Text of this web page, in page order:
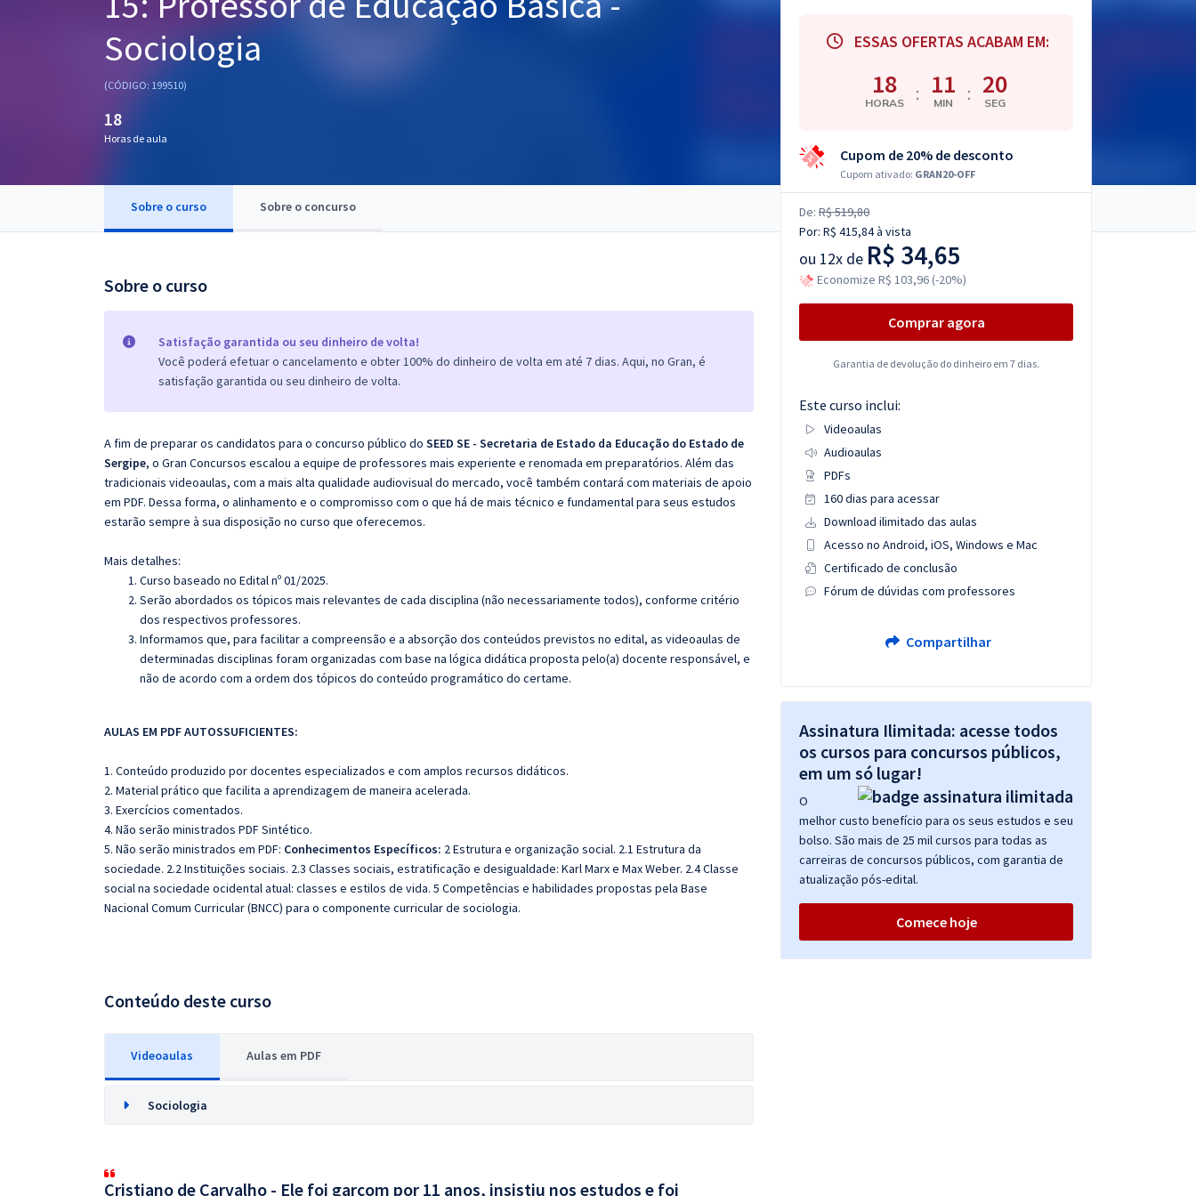
Questões grátis
Sociologia
(CÓDIGO: 199510)
18
Horas de aula
Sobre o curso Sobre o concurso
Sobre o curso
Satisfação garantida ou seu dinheiro de volta!
Você poderá efetuar o cancelamento e obter 100% do dinheiro de volta em até 7 dias. Aqui, no Gran, é
satisfação garantida ou seu dinheiro de volta.
A fim de preparar os candidatos para o concurso público do SEED SE - Secretaria de Estado da Educação do Estado de
Sergipe, o Gran Concursos escalou a equipe de professores mais experiente e renomada em preparatórios. Além das
tradicionais videoaulas, com a mais alta qualidade audiovisual do mercado, você também contará com materiais de apoio
em PDF. Dessa forma, o alinhamento e o compromisso com o que há de mais técnico e fundamental para seus estudos
estarão sempre à sua disposição no curso que oferecemos.
Mais detalhes:
Curso baseado no Edital nº 01/2025.
Serão abordados os tópicos mais relevantes de cada disciplina (não necessariamente todos), conforme critério
dos respectivos professores.
Informamos que, para facilitar a compreensão e a absorção dos conteúdos previstos no edital, as videoaulas de
determinadas disciplinas foram organizadas com base na lógica didática proposta pelo(a) docente responsável, e
não de acordo com a ordem dos tópicos do conteúdo programático do certame.
AULAS EM PDF AUTOSSUFICIENTES:
1. Conteúdo produzido por docentes especializados e com amplos recursos didáticos.
2. Material prático que facilita a aprendizagem de maneira acelerada.
3. Exercícios comentados.
4. Não serão ministrados PDF Sintético.
5. Não serão ministrados em PDF: Conhecimentos Específicos: 2 Estrutura e organização social. 2.1 Estrutura da
sociedade. 2.2 Instituições sociais. 2.3 Classes sociais, estratificação e desigualdade: Karl Marx e Max Weber. 2.4 Classe
social na sociedade ocidental atual: classes e estilos de vida. 5 Competências e habilidades propostas pela Base
Nacional Comum Curricular (BNCC) para o componente curricular de sociologia.
Conteúdo deste curso
Videoaulas Aulas em PDF
Sociologia
Cristiano de Carvalho - Ele foi garçom por 11 anos, insistiu nos estudos e foi
ESSAS OFERTAS ACABAM EM:
18
HORAS : 11
MIN : 20
SEG
Cupom de 20% de desconto
Cupom ativado: GRAN20-OFF
De: R$ 519,80
Por: R$ 415,84à vista
ou 12x de R$ 34,65
Economize R$ 103,96 (-20%)
Comprar agora
Garantia de devolução do dinheiro em 7 dias.
Este curso inclui:
Videoaulas
Audioaulas
PDFs
160 dias para acessar
Download ilimitado das aulas
Acesso no Android, iOS, Windows e Mac
Certificado de conclusão
Fórum de dúvidas com professores
Compartilhar
Assinatura Ilimitada: acesse todos
os cursos para concursos públicos,
em um só lugar!
O
melhor custo benefício para os seus estudos e seu
bolso. São mais de 25 mil cursos para todas as
carreiras de concursos públicos, com garantia de
atualização pós-edital.
Comece hoje